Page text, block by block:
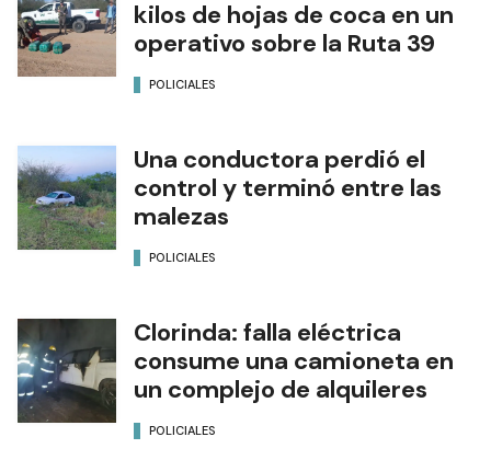
kilos de hojas de coca en un
operativo sobre la Ruta 39
POLICIALES
Una conductora perdió el
control y terminó entre las
malezas
POLICIALES
Clorinda: falla eléctrica
consume una camioneta en
un complejo de alquileres
POLICIALES